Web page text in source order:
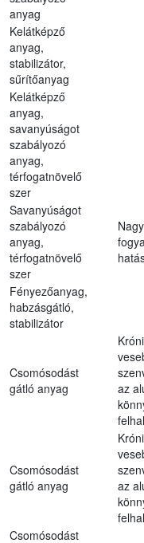
anyag
Kelátképző
anyag,
stabilizátor,
sűrítőanyag
Kelátképző
anyag,
savanyúságot
szabályozó
anyag,
térfogatnövelő
szer
Savanyúságot
szabályozó
anyag,
térfogatnövelő
szer
Fényezőanyag,
habzásgátló,
stabilizátor
Csomósodást
gátló anyag
az
Csomósodást
gátló anyag
az
Csomósodást